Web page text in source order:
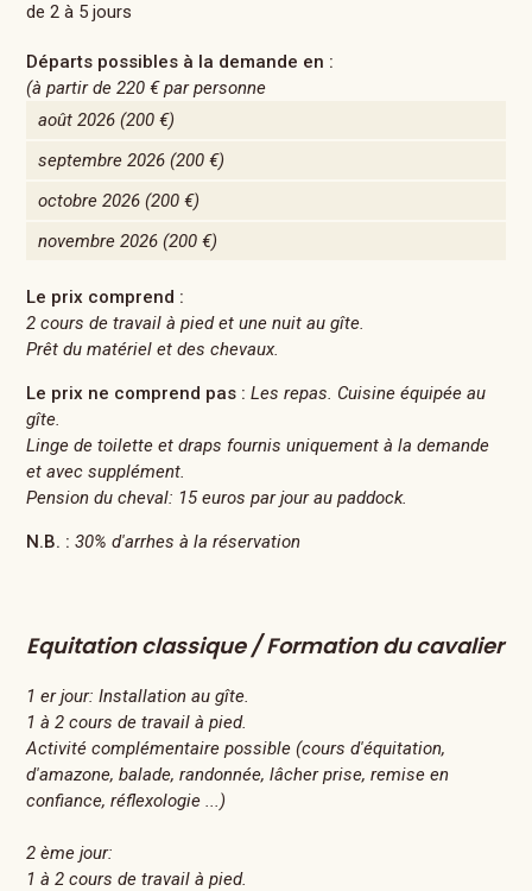
de 2 à 5 jours
Départs possibles à la demande en :
(à partir de220 €par personne
août 2026 (200 €)
septembre 2026 (200 €)
octobre 2026 (200 €)
novembre 2026 (200 €)
Le prix comprend :
2 cours de travail à pied et une nuit au gîte.
Prêt du matériel et des chevaux.
Le prix ne comprend pas : Les repas. Cuisine équipée au
gîte.
Linge de toilette et draps fournis uniquement à la demande
et avec supplément.
Pension du cheval: 15 euros par jour au paddock.
N.B. : 30% d'arrhes à la réservation
Equitation classique / Formation du cavalier
1 er jour: Installation au gîte.
1 à 2 cours de travail à pied.
Activité complémentaire possible (cours d'équitation,
d'amazone, balade, randonnée, lâcher prise, remise en
confiance, réflexologie ...)
2 ème jour:
1 à 2 cours de travail à pied.